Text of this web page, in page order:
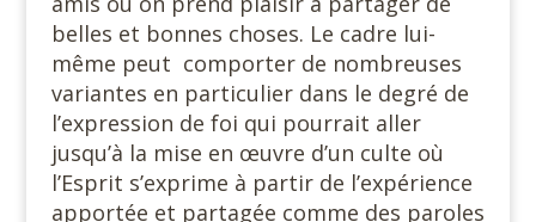
belles et bonnes choses. Le cadre lui-
même peut comporter de nombreuses
variantes en particulier dans le degré de
l’expression de foi qui pourrait aller
jusqu’à la mise en œuvre d’un culte où
l’Esprit s’exprime à partir de l’expérience
apportée et partagée comme des paroles